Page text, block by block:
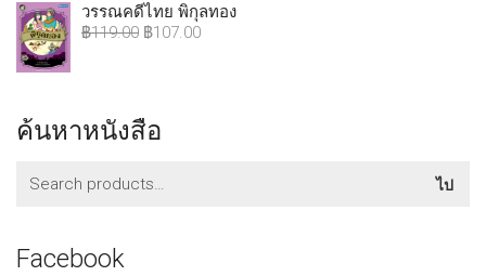
วรรณคดีไทย พิกุลทอง
฿119.00 ฿107.00
ค้นหาหนังสือ
ไป
Facebook